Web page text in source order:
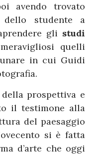
avendo trovato
studente a
gli studi
quelli
in cui Guidi
prospettiva e
il testimone alla
del paesaggio
si è fatta
d’arte che oggi